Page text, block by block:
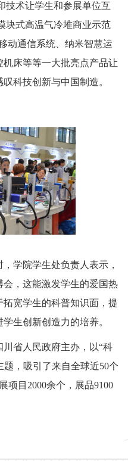
技术让学生和参展单位互
块式高温气冷堆商业示范
动通信系统、纳米智慧运
床等等一大批亮点产品让
科技创新与中国制造。
学院学生处负责人表示，
，这能激发学生的爱国热
宽学生的科普知识面，提
生创新创造力的培养。
省人民政府主办，以“科
题，吸引了来自全球近50个
项目 2000余个，展品9100